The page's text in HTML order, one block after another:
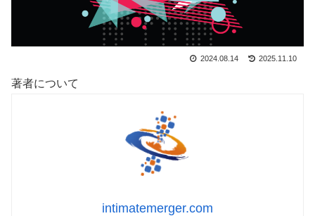
2024.08.14 2025.11.10
著者について
intimatemerger.com